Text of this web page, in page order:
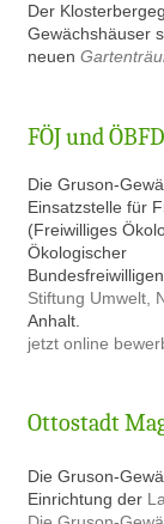
Der
Gewächshäuser
neuen
FÖJ und ÖBFD
Die Gruson-
Einsatzstelle für
(Freiwilliges
Ökologischer
Stiftung Umwelt,
Anhalt.
jetzt online
Ottostadt
Die Gruson-
Einrichtung der